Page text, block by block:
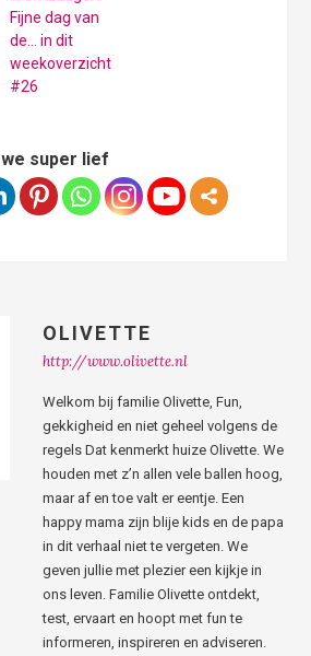
Fijne dag van
de… in dit
weekoverzicht
#26
super lief
OLIVETTE
http://www.olivette.nl
Welkom bij familie Olivette, Fun,
gekkigheid en niet geheel volgens de
regels Dat kenmerkt huize Olivette. We
houden met z’n allen vele ballen hoog,
maar af en toe valt er eentje. Een
happy mama zijn blije kids en de papa
in dit verhaal niet te vergeten. We
geven jullie met plezier een kijkje in
ons leven. Familie Olivette ontdekt,
test, ervaart en hoopt met fun te
informeren, inspireren en adviseren.